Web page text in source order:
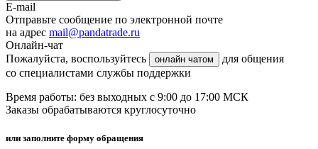
E-mail
Отправьте сообщение по электронной почте
на адрес mail@pandatrade.ru
Онлайн-чат
Пожалуйста, воспользуйтесь
онлайн чатом
для общения
со специалистами службы поддержки
Время работы: без выходных с 9:00 до 17:00 МСК
Заказы обрабатываются круглосуточно
или заполните форму обращения